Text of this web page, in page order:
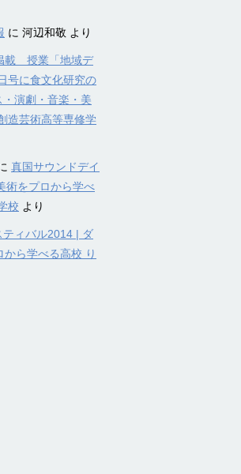
に 河辺和敬 より
載 授業「地域デ
号に食文化研究の
演劇・音楽・美
造芸術高等専修学
真国サウンドデイ
術をプロから学べ
校 より
ティバル2014 | ダ
ら学べる高校 り